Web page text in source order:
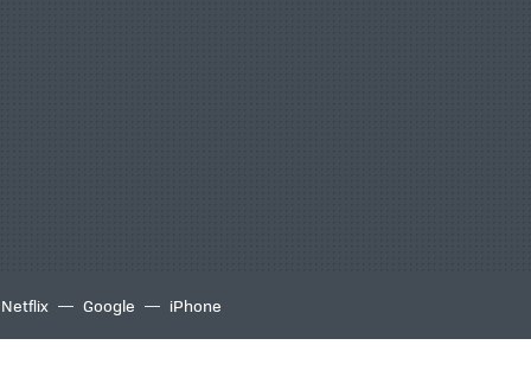
Netflix Google iPhone